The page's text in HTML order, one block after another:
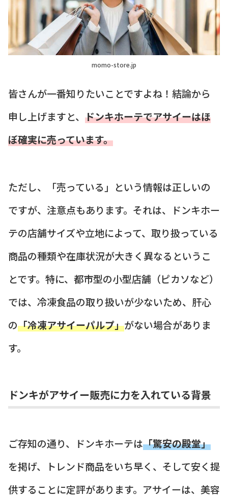
momo-store.jp
皆さんが一番知りたいことですよね！結論から
申し上げますと、 ドンキホーテでアサイーはほ
ぼ確実に売っています。
ただし、「売っている」という情報は正しいの
ですが、注意点もあります。それは、ドンキホー
テの店舗サイズや立地によって、取り扱っている
商品の種類や在庫状況が大きく異なるというこ
とです。特に、都市型の小型店舗（ピカソなど）
では、冷凍食品の取り扱いが少ないため、肝心
の「冷凍アサイーパルプ」がない場合がありま
す。
ドンキがアサイー販売に力を入れている背景
ご存知の通り、ドンキホーテは「驚安の殿堂」
を掲げ、トレンド商品をいち早く、そして安く提
供することに定評があります。アサイーは、美容